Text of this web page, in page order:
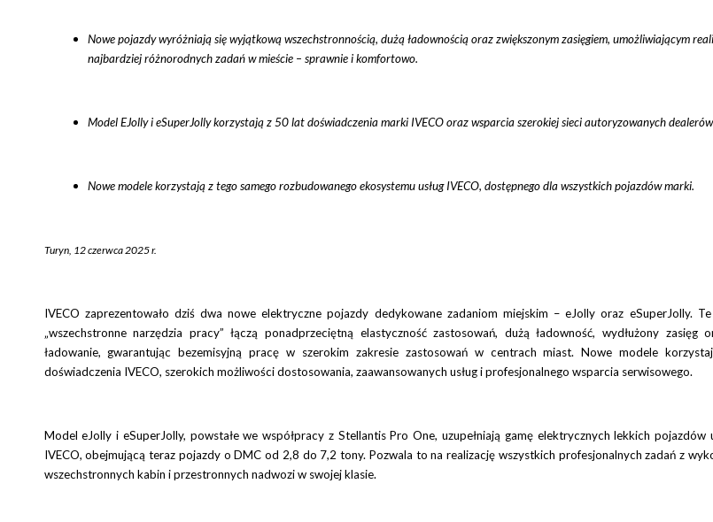
Nowe pojazdy wyróżniają się wyjątkową wszechstronnością, dużą ładownością oraz zwiększonym zasięgiem, umożliwiającym
najbardziej różnorodnych zadań w mieście – sprawnie i komfortowo.
Model EJolly i eSuperJollykorzystają z 50 lat doświadczenia marki IVECO oraz wsparcia szerokiej sieci autoryzowanych
Nowe modele korzystają z tego samego rozbudowanego ekosystemu usług IVECO, dostępnego dla wszystkich pojazdów marki.
Turyn, 12 czerwca 2025 r.
IVECO zaprezentowało dziś dwa nowe elektryczne pojazdy dedykowane zadaniom miejskim – eJolly oraz eSuperJolly.
„wszechstronne narzędzia pracy” łączą ponadprzeciętną elastyczność zastosowań, dużą ładowność, wydłużony zasięg
ładowanie, gwarantując bezemisyjną pracę w szerokim zakresie zastosowań w centrach miast. Nowe modele
doświadczenia IVECO, szerokich możliwości dostosowania, zaawansowanych usług i profesjonalnego wsparcia serwisowego.
Model eJolly i eSuperJolly, powstałe we współpracy z Stellantis Pro One, uzupełniają gamę elektrycznych lekkich pojazdów
IVECO, obejmującą teraz pojazdy o DMC od 2,8 do 7,2 tony. Pozwala to na realizację wszystkich profesjonalnych zadań z
wszechstronnych kabin i przestronnych nadwozi w swojej klasie.